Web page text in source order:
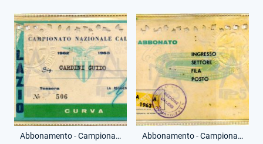
Abbonamento - Campionato Serie B - Curva - (Fronte) Abbonamento - Campionato Serie B - Curva - (Fronte)